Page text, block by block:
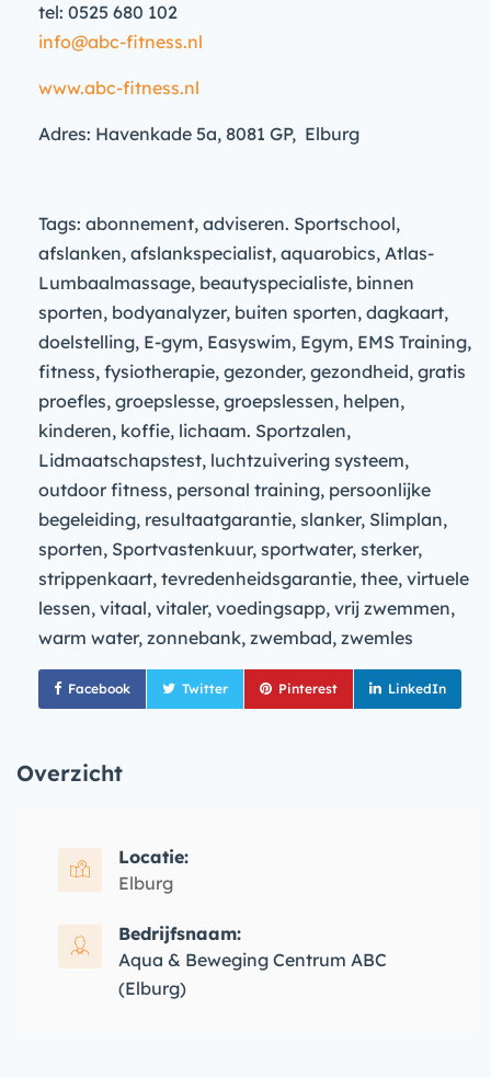
tel: 0525 680 102
info@abc-fitness.nl
www.abc-fitness.nl
Adres: Havenkade 5a, 8081 GP, Elburg
Tags: abonnement, adviseren. Sportschool,
afslanken, afslankspecialist, aquarobics, Atlas-
Lumbaalmassage, beautyspecialiste, binnen
sporten, bodyanalyzer, buiten sporten, dagkaart,
doelstelling, E-gym, Easyswim, Egym, EMS Training,
fitness, fysiotherapie, gezonder, gezondheid, gratis
proefles, groepslesse, groepslessen, helpen,
kinderen, koffie, lichaam. Sportzalen,
Lidmaatschapstest, luchtzuivering systeem,
outdoor fitness, personal training, persoonlijke
begeleiding, resultaatgarantie, slanker, Slimplan,
sporten, Sportvastenkuur, sportwater, sterker,
strippenkaart, tevredenheidsgarantie, thee, virtuele
lessen, vitaal, vitaler, voedingsapp, vrij zwemmen,
warm water, zonnebank, zwembad, zwemles
Facebook Twitter Pinterest LinkedIn
Overzicht
Locatie:
Elburg
Bedrijfsnaam:
Aqua & Beweging Centrum ABC
(Elburg)